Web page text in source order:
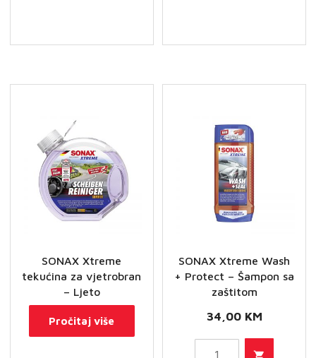
količina
SONAX Xtreme
tekućina za vjetrobran
– Ljeto
Pročitaj više
SONAX Xtreme Wash
+ Protect – Šampon sa
zaštitom
34,00 KM
SONAX